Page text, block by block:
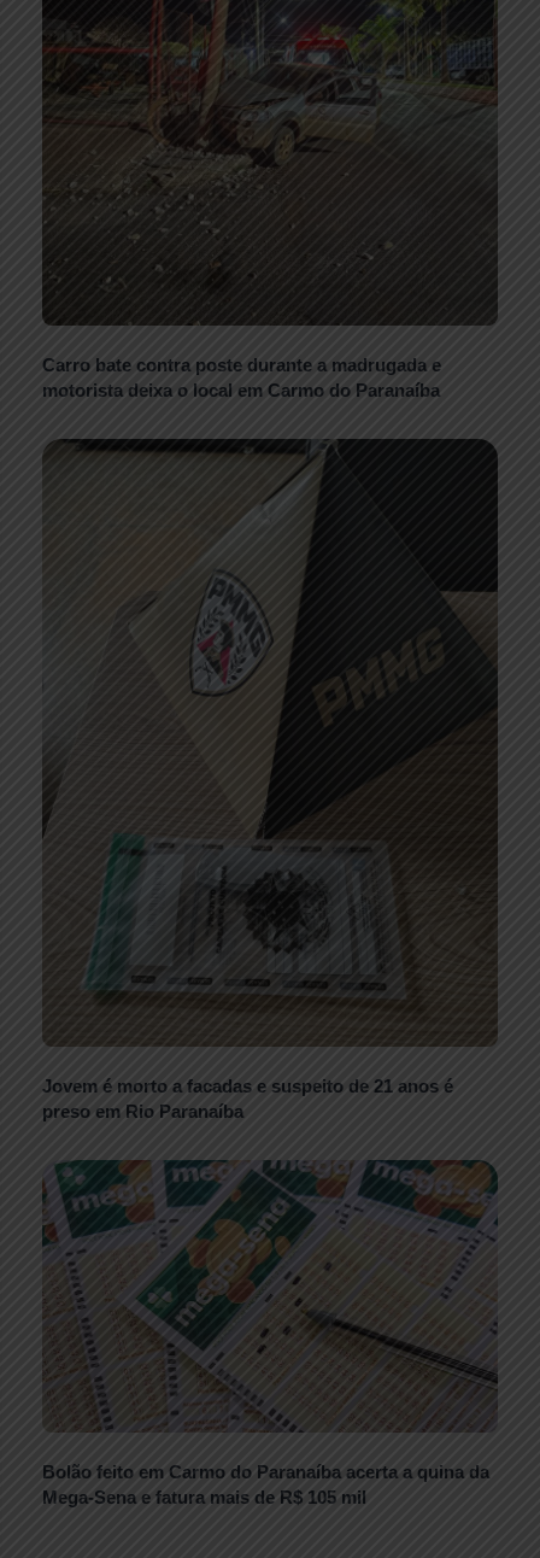
Carro bate contra poste durante a madrugada e
motorista deixa o local em Carmo do Paranaíba
Jovem é morto a facadas e suspeito de 21 anos é
preso em Rio Paranaíba
Bolão feito em Carmo do Paranaíba acerta a quina da
Mega-Sena e fatura mais de R$ 105 mil